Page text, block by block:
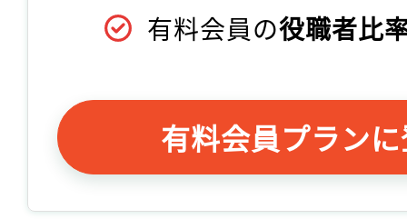
有料会員の役職者比
有料会員プラン